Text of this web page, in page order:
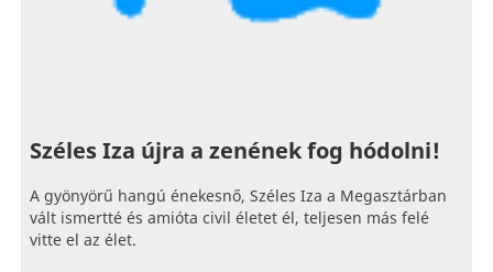
Széles Iza újra a zenének fog hódolni!
A gyönyörű hangú énekesnő, Széles Iza a Megasztárban
vált ismertté és amióta civil életet él, teljesen más felé
vitte el az élet.